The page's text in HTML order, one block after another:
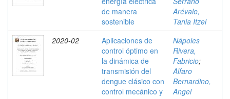
de manera
sostenible
Arévalo,
Tania Itzel
2020-02
Aplicaciones de
control óptimo en
la dinámica de
transmisión del
dengue clásico con
control mecánico y
Nápoles
Rivera,
Fabricio;
Alfaro
Bernardino,
Angel